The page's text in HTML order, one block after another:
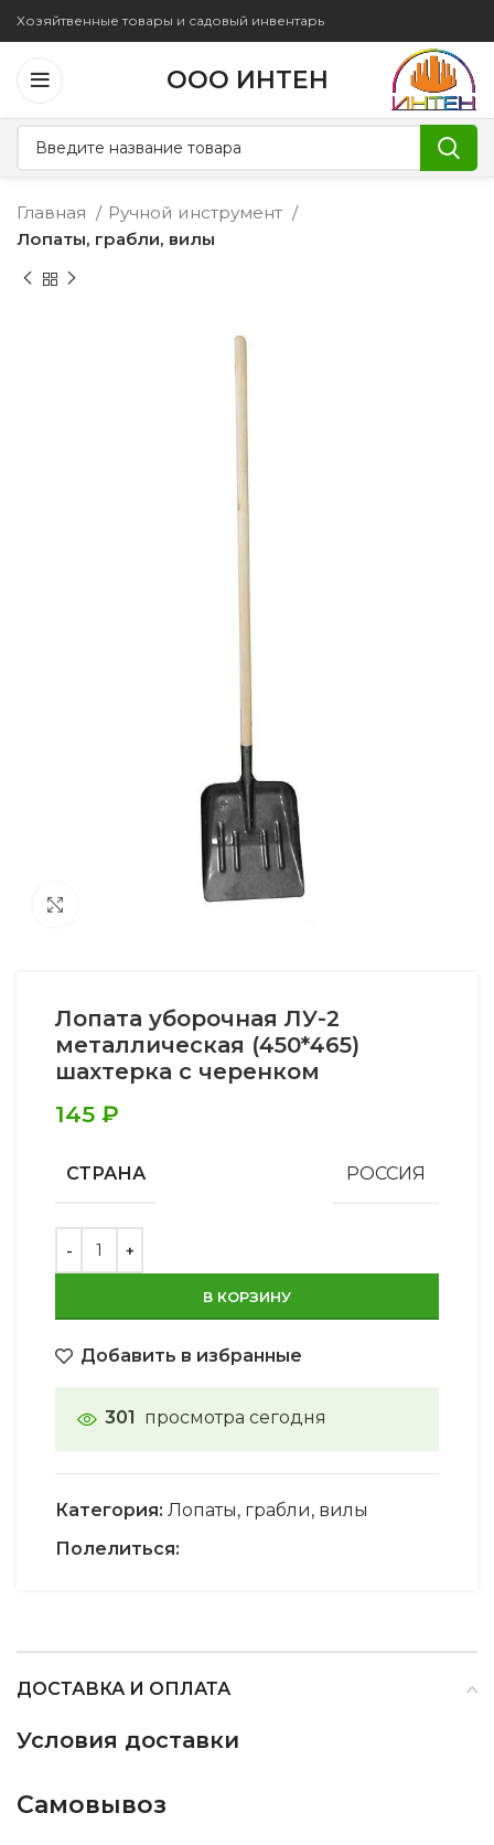
Хозяйтвенные товары и садовый инвентарь
ООО ИНТЕН
Главная
Ручной инструмент
Лопаты, грабли, вилы
Лопата уборочная ЛУ-2
металлическая (450*465)
шахтерка с черенком
145 ₽
СТРАНА РОССИЯ
В КОРЗИНУ
Добавить в избранные
301 просмотра сегодня
Категория: Лопаты, грабли, вилы
Полелиться:
ДОСТАВКА И ОПЛАТА
Условия доставки
Самовывоз